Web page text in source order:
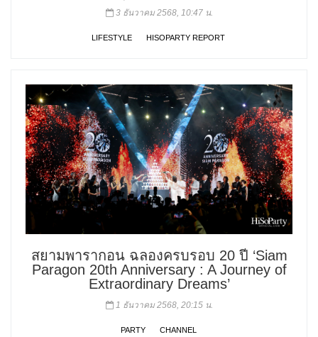
3 ธันวาคม 2568, 10:47 น.
LIFESTYLE HISOPARTY REPORT
สยามพารากอน ฉลองครบรอบ 20 ปี ‘Siam
Paragon 20th Anniversary : A Journey of
Extraordinary Dreams’
1 ธันวาคม 2568, 20:15 น.
PARTY CHANNEL